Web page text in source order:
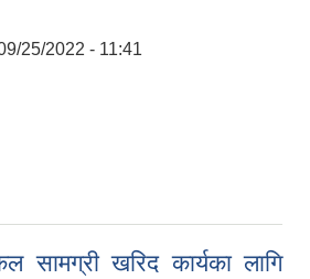
25/2022 - 11:41
सामग्री खरिद कार्यका लागि